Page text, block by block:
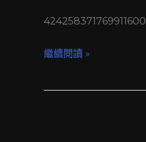
424258371769911600
繼續閱讀 »